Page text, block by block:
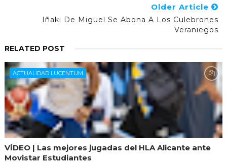
Older Article
Iñaki De Miguel Se Abona A Los Culebrones
Veraniegos
RELATED POST
ACTUALIDAD LUCENTUM
VÍDEO | Las mejores jugadas del HLA Alicante ante
Movistar Estudiantes